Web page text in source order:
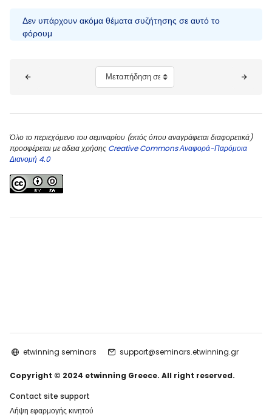
Δεν υπάρχουν ακόμα θέματα συζήτησης σε αυτό το
φόρουμ
Μεταπήδηση σε...
Όλο το περιεχόμενο του σεμιναρίου (εκτός όπου αναγράφεται διαφορετικά)
προσφέρεται με αδεια χρήσης Creative Commons Αναφορά-Παρόμοια
Διανομή 4.0
etwinning seminars support@seminars.etwinning.gr
Copyright © 2024 etwinning Greece. All right reserved.
Contact site support
Λήψη εφαρμογής κινητού